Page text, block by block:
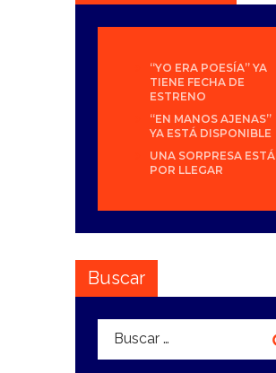
“YO ERA POESÍA” YA
TIENE FECHA DE
ESTRENO
“EN MANOS AJENAS”
YA ESTÁ DISPONIBLE
UNA SORPRESA ESTÁ
POR LLEGAR
Buscar
Buscar: